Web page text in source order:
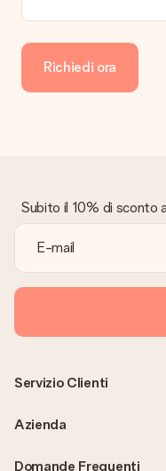
Richiedi ora
Subito il 10% di sconto
Domande Frequenti
Servizio Clienti
Azienda